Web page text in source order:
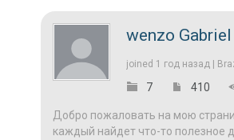
wenzo
joined 1 год назад |
7 410
Добро пожаловать на мою
каждый найдет что-то полезное